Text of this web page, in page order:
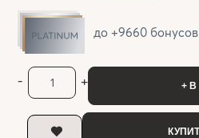
до +9660 бонусов
- + +